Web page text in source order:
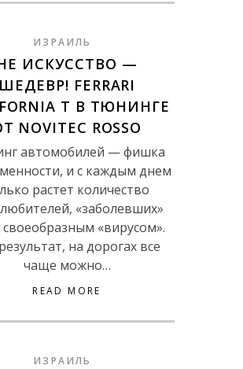
ИЗРАИЛЬ
ИСКУССТВО —
ШЕДЕВР! FERRARI
T В ТЮНИНГЕ
NOVITEC ROSSO
автомобилей — фишка
и с каждым днем
растет количество
«заболевших»
«вирусом».
на дорогах все
чаще можно…
READ MORE
ИЗРАИЛЬ